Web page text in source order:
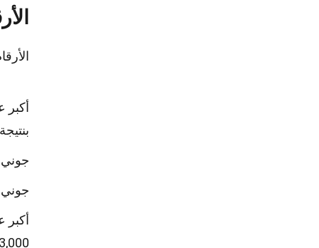
بنتيجة 145-17.
جوني
جوني
63,000